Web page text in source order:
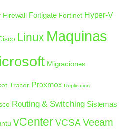
Firewall Fortigate Fortinet Hyper-V
Linux Maquinas
Migraciones
Tracer Proxmox Replication
Routing & Switching Sistemas
vCenter VCSA Veeam